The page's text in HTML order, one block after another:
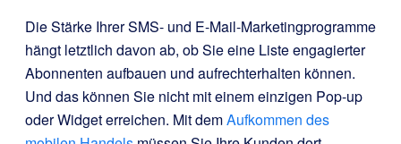
Die Stärke Ihrer SMS- und E-Mail-Marketingprogramme
hängt letztlich davon ab, ob Sie eine Liste engagierter
Abonnenten aufbauen und aufrechterhalten können.
Und das können Sie nicht mit einem einzigen Pop-up
oder Widget erreichen. Mit demAufkommen des